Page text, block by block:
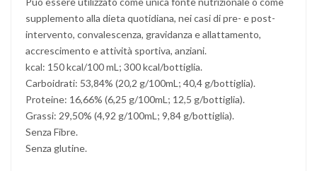
supplemento alla dieta quotidiana, nei casi di pre- e post-
intervento, convalescenza, gravidanza e allattamento,
accrescimento e attività sportiva, anziani.
kcal: 150 kcal/100 mL; 300 kcal/bottiglia.
Carboidrati: 53,84% (20,2 g/100mL; 40,4 g/bottiglia).
Proteine: 16,66% (6,25 g/100mL; 12,5 g/bottiglia).
Grassi: 29,50% (4,92 g/100mL; 9,84 g/bottiglia).
Senza Fibre.
Senza glutine.